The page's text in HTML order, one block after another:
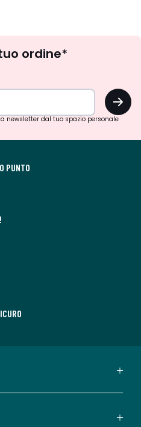
newsletter
ordine*
OK
newsletter dal tuo spazio personale
PUNTO